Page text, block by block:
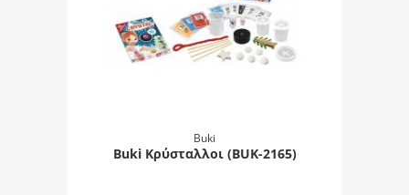
Buki
Buki Κρύσταλλοι (BUK-2165)